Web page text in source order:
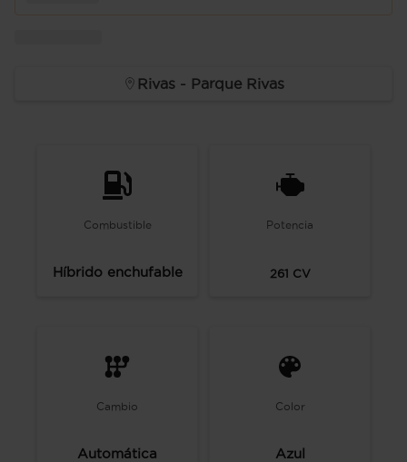
Rivas - Parque Rivas
Combustible
Híbrido enchufable
Potencia
261 CV
Cambio
Automática
Color
Azul